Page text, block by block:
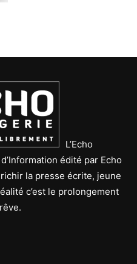
L’Echo
édité par Echo
la presse écrite, jeune
c’est le prolongement